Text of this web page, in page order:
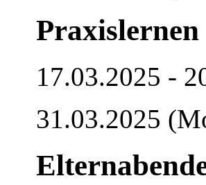
17.03.2025 -
31.03.2025